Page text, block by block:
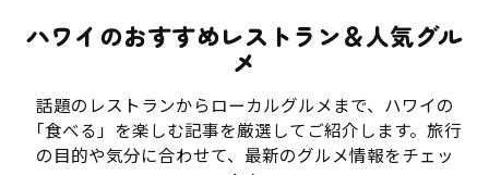
ハワイのおすすめレストラン＆人気グル
メ
話題のレストランからローカルグルメまで、ハワイの
「食べる」を楽しむ記事を厳選してご紹介します。旅行
の目的や気分に合わせて、最新のグルメ情報をチェッ